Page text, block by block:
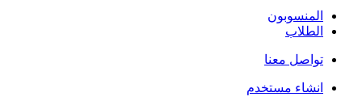
المنسوبون
الطلاب
تواصل معنا
انشاء مستخدم